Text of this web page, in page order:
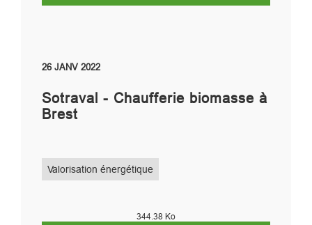
26 JANV 2022
Sotraval - Chaufferie biomasse à
Brest
Valorisation énergétique
344.38 Ko